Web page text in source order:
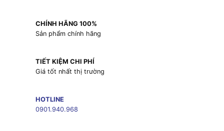
CHÍNH HÃNG 100%
Sản phẩm chính hãng
TIẾT KIỆM CHI PHÍ
Giá tốt nhất thị trường
HOTLINE
0901.940.968